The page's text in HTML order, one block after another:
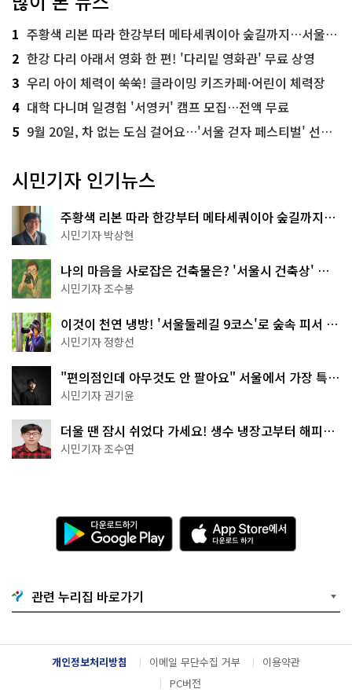
1 주황색 리본 따라 한강부터 메타세쿼이아 숲길까지…서울둘레길 15코스
2 한강 다리 아래서 영화 한 편! '다리밑 영화관' 무료 상영
3 우리 아이 체력이 쑥쑥! 클라이밍 키즈카페·어린이 체력장
4 대학 다니며 일경험 '서영커' 캠프 모집…전액 무료
5 9월 20일, 차 없는 도심 걸어요…'서울 걷자 페스티벌' 선착순 5천명
시민기자 인기뉴스
주황색 리본 따라 한강부터 메타세쿼이아 숲길까지…
서울둘레길 15코스
시민기자 박상현
나의 마음을 사로잡은 건축물은? '서울시 건축상' 수
상작 공개!
시민기자 조수봉
이것이 천연 냉방! '서울둘레길 9코스'로 숲속 피서 떠
나볼까
시민기자 정향선
"편의점인데 아무것도 안 팔아요" 서울에서 가장 특별
한 편의점의 정체
시민기자 권기윤
더울 땐 잠시 쉬었다 가세요! 생수 냉장고부터 해피소
·무더위쉼터까지
시민기자 조수연
다
운
로
기
G
o
g
l
e
A
p
p
e
서
다
운
관련 누리집 바로가기
개인정보처리방침 이메일 무단수집 거부
이용약관
PC버전